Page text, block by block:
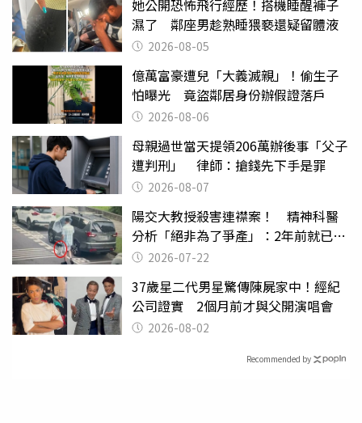
她公開恐怖飛行經歷！搭機睡醒褲子
濕了 鄰座男趁熟睡猥褻還疑留體液
2026-08-05
億萬富豪遭兒「大義滅親」！偷生子
怕曝光 竟盜鄰居身份辦假證落戶
2026-08-06
母親過世當天提領206萬辦後事「父子
遭判刑」 律師：搶錢先下手是罪
2026-08-07
陽交大教授殺害連襟案！ 精神科醫
分析「絕非為了爭產」：2年前就已言
行詭異
2026-07-22
37歲星二代男星驚傳陳屍家中！經紀
公司證實 2個月前才與父開演唱會
2026-08-02
Recommended by